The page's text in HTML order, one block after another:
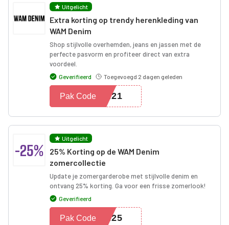
Uitgelicht
Extra korting op trendy herenkleding van
WAM Denim
Shop stijlvolle overhemden, jeans en jassen met de
perfecte pasvorm en profiteer direct van extra
voordeel.
Geverifieerd Toegevoegd 2 dagen geleden
UR21
Pak Code
-25%
Uitgelicht
25% Korting op de WAM Denim
zomercollectie
Update je zomergarderobe met stijlvolle denim en
ontvang 25% korting. Ga voor een frisse zomerlook!
Geverifieerd
ER25
Pak Code